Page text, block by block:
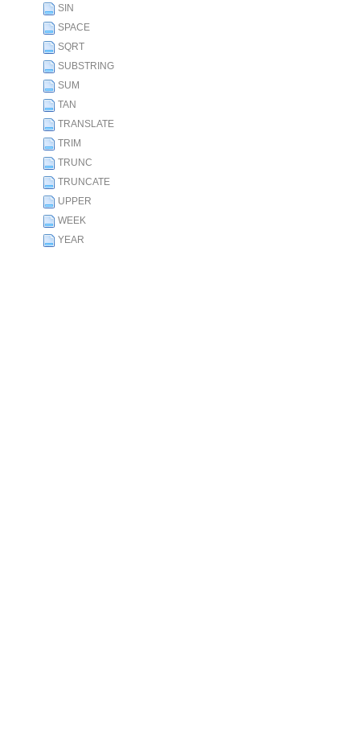
SIN
SPACE
SQRT
SUBSTRING
SUM
TAN
TRANSLATE
TRIM
TRUNC
TRUNCATE
UPPER
WEEK
YEAR